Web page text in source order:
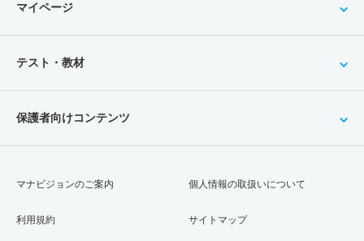
マイページ
テスト・教材
保護者向けコンテンツ
マナビジョンのご案内
利用規約
個人情報の取扱いについて
サイトマップ